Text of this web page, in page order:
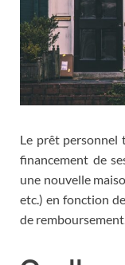
Le prêt
financement de
une nouvelle
etc.) en fonction
de